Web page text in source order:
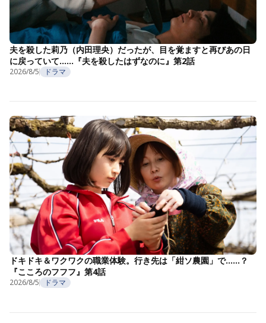
夫を殺した莉乃（内田理央）だったが、目を覚ますと再びあの日
に戻っていて……『夫を殺したはずなのに』第2話
2026/8/5 ドラマ
ドキドキ＆ワクワクの職業体験。行き先は「紺ソ農園」で……？
『こころのフフフ』第4話
2026/8/5 ドラマ